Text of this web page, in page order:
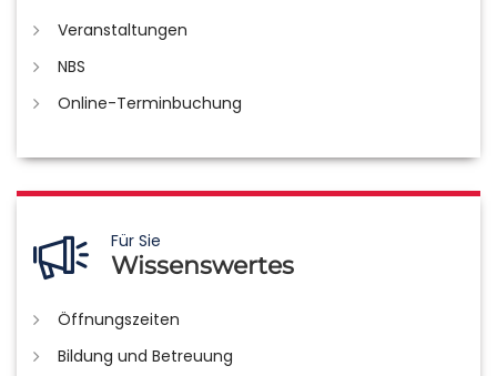
Veranstaltungen
NBS
Online-Terminbuchung
Für Sie
Wissenswertes
Öffnungszeiten
Bildung und Betreuung